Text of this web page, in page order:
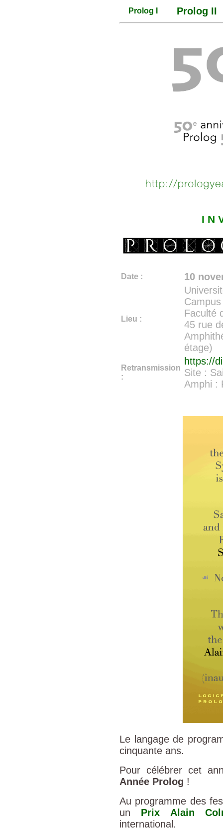
Prolog I Prolog II
I N
Date : 10
Lieu :
Faculté
45 rue
étage)
Retransmission
:
https://
Site :
Amphi :
Le langage de
cinquante ans.
Pour célébrer cet
Année Prolog !
Au programme des
un Prix Alain
international.